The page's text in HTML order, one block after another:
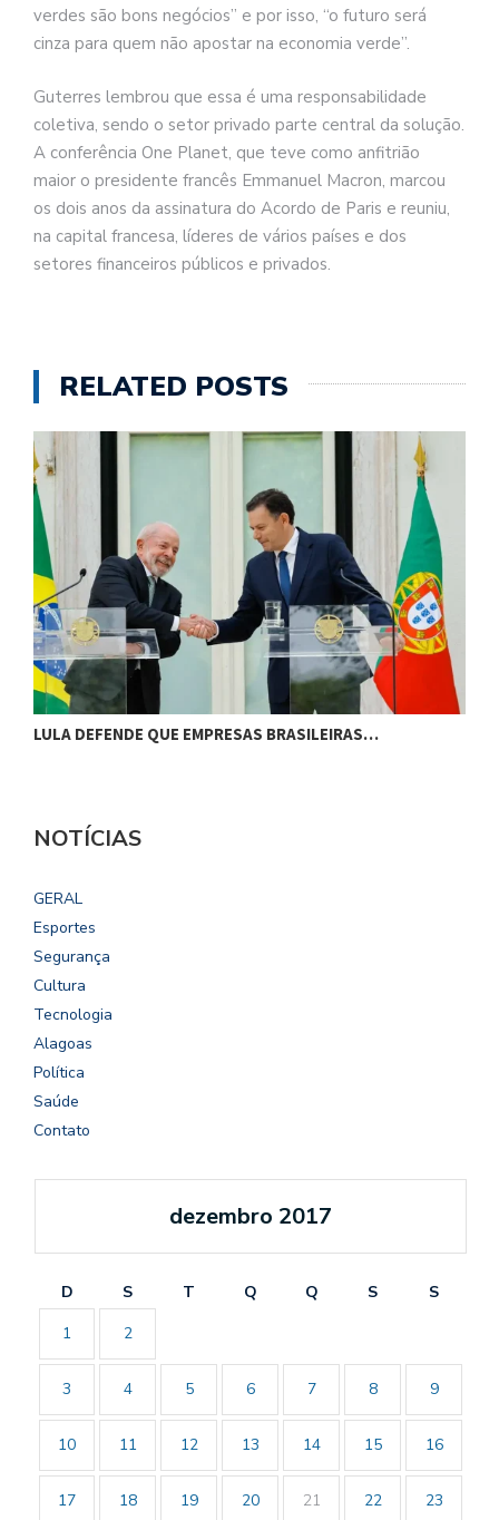
verdes são bons negócios” e por isso, “o futuro será
cinza para quem não apostar na economia verde”.
Guterres lembrou que essa é uma responsabilidade
coletiva, sendo o setor privado parte central da solução.
A conferência One Planet, que teve como anfitrião
maior o presidente francês Emmanuel Macron, marcou
os dois anos da assinatura do Acordo de Paris e reuniu,
na capital francesa, líderes de vários países e dos
setores financeiros públicos e privados.
RELATED POSTS
LULA DEFENDE QUE EMPRESAS BRASILEIRAS…
NOTÍCIAS
GERAL
Esportes
Segurança
Cultura
Tecnologia
Alagoas
Política
Saúde
Contato
dezembro 2017
D S T Q Q S
S
1
2
3 4 5 6 7 8 9
10 11 12 13 14 15 16
17 18 19 20 21 22 23